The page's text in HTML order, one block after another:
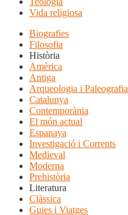
Vida religiosa
Biografies
Filosofia
Història
Amèrica
Antiga
Arqueologia i Paleografia
Catalunya
Contemporània
El món actual
Espanaya
Investigació i Corrents
Medieval
Moderna
Prehistòria
Literatura
Clàssica
Guies i Viatges